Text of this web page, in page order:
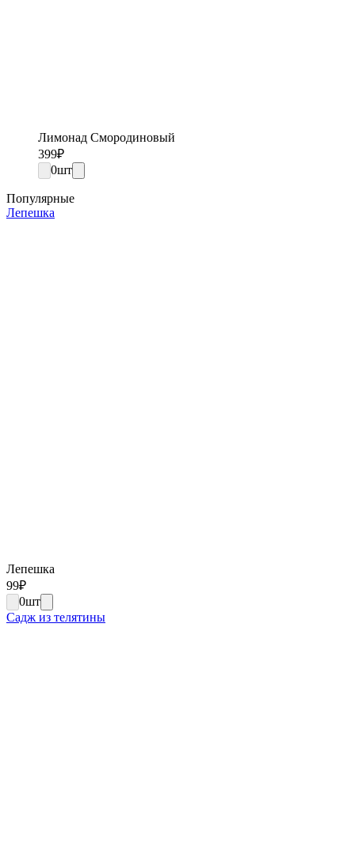
Лимонад Смородиновый
399₽
0шт
Популярные
Лепешка
Лепешка
99₽
0шт
Садж из телятины